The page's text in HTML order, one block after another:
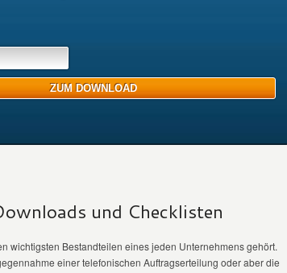
und Checklisten
wichtigsten Bestandteilen eines jeden Unternehmens gehört.
einer telefonischen Auftragserteilung oder aber die